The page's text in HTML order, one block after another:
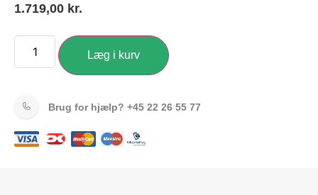
1.719,00 kr.
Læg i kurv
Brug for hjælp? +45 22 26 55 77